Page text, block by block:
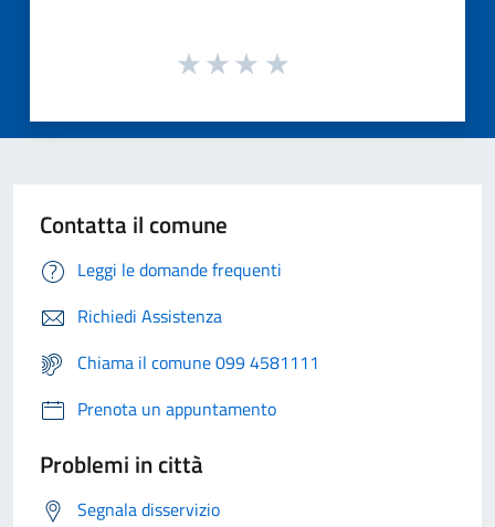
Contatta il comune
Leggi le domande frequenti
Richiedi Assistenza
Chiama il comune 099 4581111
Prenota un appuntamento
Problemi in città
Segnala disservizio